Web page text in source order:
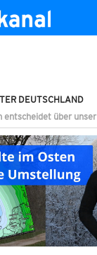
DEUTSCHLAND
über